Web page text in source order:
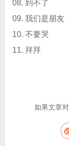
08. 到不了
09. 我们是朋友
10. 不要哭
11. 拜拜
如果文章